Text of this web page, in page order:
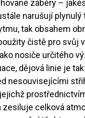
záběry –
narušují plynulý
tak obsahem
čistě pro svůj
nosiče určitého
dějová linie je
nesouvisejícími
zesiluje celková